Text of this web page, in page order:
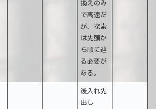
換えのみ
で高速だ
が、探索
は先頭か
ら順に辿
る必要が
ある。
後入れ先
出し